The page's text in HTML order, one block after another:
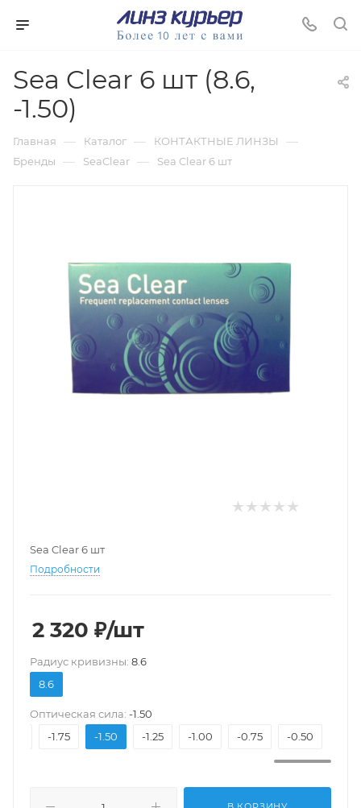
Sea Clear 6 шт (8.6,
-1.50)
Главная — Каталог — КОНТАКТНЫЕ ЛИНЗЫ —
Бренды — SeaClear — Sea Clear 6 шт
Sea Clear 6 шт
Подробности
2 320 ₽/шт
Pадиус кривизны: 8.6
8.6
Оптическая сила: -1.50
-1.75 -1.50 -1.25 -1.00 -0.75 -0.50